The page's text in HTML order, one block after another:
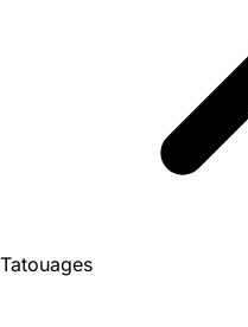
Tatouages